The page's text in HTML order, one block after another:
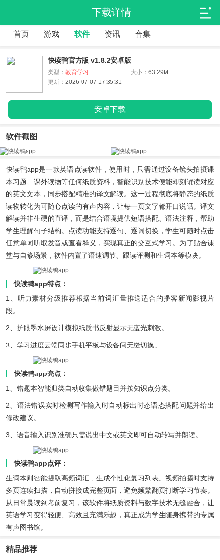
下载详情
首页 游戏 软件 资讯 合集
快读鸭官方版 v1.8.2安卓版
类型： 教育学习 大小：63.29M
更新： 2026-07-07 17:35:31
安卓下载
软件截图
快读鸭app是一款英语点读软件，使用时，只需通过设备镜头拍摄课
本习题、课外读物等任何纸质资料，智能识别技术便能即刻诵读对应
的英文文本，同步搭配精准的译文解读。这一过程彻底将静态的纸质
读物转化为可随心点读的有声内容，让每一页文字都开口说话。译文
解读并非生硬的直译，而是结合语境提供短语搭配、语法注释，帮助
学生理解句子结构。点读功能支持逐句、逐词切换，学生可随时点击
任意单词听取发音或查看释义，实现真正的交互式学习。为了贴合课
堂与自修场景，软件内置了语速调节、跟读评测和生词本等模块。
快读鸭app特点：
1、听力素材分级推荐根据当前词汇量推送适合的播客新闻影视片
段。
2、护眼墨水屏设计模拟纸质书反射显示无蓝光刺激。
3、学习进度云端同步手机平板与设备间无缝切换。
快读鸭app亮点：
1、错题本智能归类自动收集做错题目并按知识点分类。
2、语法错误实时检测写作输入时自动标出时态语态搭配问题并给出
修改建议。
3、语音输入识别准确只需说出中文或英文即可自动转写并朗读。
快读鸭app点评：
生词本则智能提取高频词汇，生成个性化复习列表。视频拍摄时支持
多页连续扫描，自动拼接成完整页面，避免频繁翻页打断学习节奏。
从日常晨读到考前复习，该软件将纸质资料与数字技术无缝融合，让
英语学习变得轻便、高效且充满乐趣，真正成为学生随身携带的专属
有声图书馆。
精品推荐